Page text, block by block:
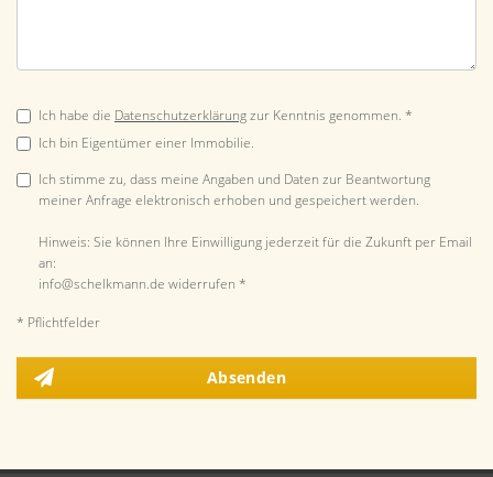
Ich habe die Datenschutzerklärungzur Kenntnis genommen. *
Ich bin Eigentümer einer Immobilie.
Ich stimme zu, dass meine Angaben und Daten zur Beantwortung
meiner Anfrage elektronisch erhoben und gespeichert werden.
Hinweis: Sie können Ihre Einwilligung jederzeit für die Zukunft per Email
an:
info@schelkmann.de widerrufen *
* Pflichtfelder
Absenden